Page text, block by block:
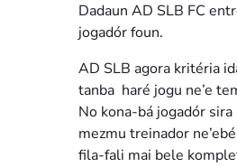
Dadaun AD SLB FC
jogadór foun.
AD SLB agora kritéria
tanba haré jogu ne’e
No kona-bá jogadór
mezmu treinador
fila-fali mai bele